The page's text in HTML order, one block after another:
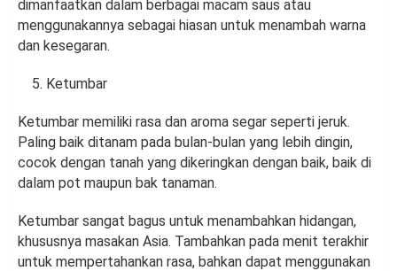
dimanfaatkan dalam berbagai macam saus atau
menggunakannya sebagai hiasan untuk menambah warna
dan kesegaran.
Ketumbar
Ketumbar memiliki rasa dan aroma segar seperti jeruk.
Paling baik ditanam pada bulan-bulan yang lebih dingin,
cocok dengan tanah yang dikeringkan dengan baik, baik di
dalam pot maupun bak tanaman.
Ketumbar sangat bagus untuk menambahkan hidangan,
khususnya masakan Asia. Tambahkan pada menit terakhir
untuk mempertahankan rasa, bahkan dapat menggunakan